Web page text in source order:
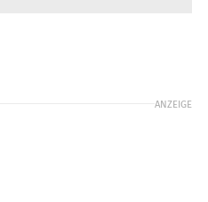
ANZEIGE